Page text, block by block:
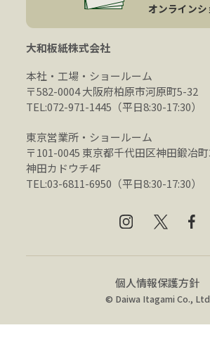
大和板紙株式会社
本社・工場・ショールーム
〒582-0004 大阪府柏原市河原町5-32
TEL:072-971-1445（平日8:30-17:30）
東京営業所・ショールーム
〒101-0045 東京都千代田区神田鍛冶
神田カドウチ4F
TEL:03-6811-6950（平日8:30-17:30）
オンラインシ
個人情報保護方針
© Daiwa Itagami Co., Ltd